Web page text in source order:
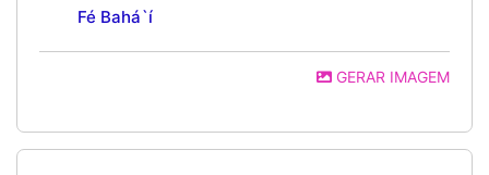
Fé Bahá`í
GERAR IMAGEM